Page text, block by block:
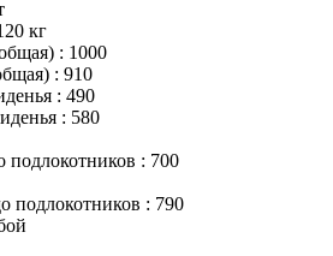
кг
: 1000
: 910
: 490
: 580
подлокотников : 700
подлокотников : 790